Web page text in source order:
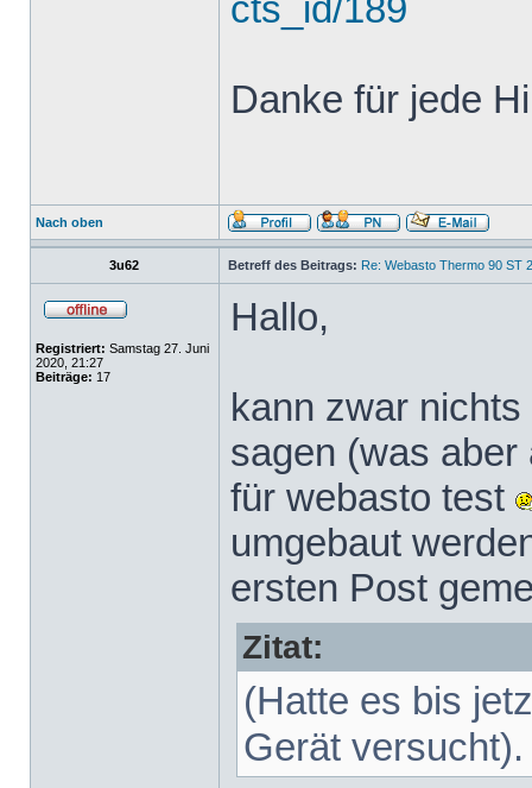
cts_id/189
Danke für jede
Nach oben
3u62 Betreff des Beitrags: Re: Webasto Thermo 90 ST
Registriert: Samstag 27. Juni
2020, 21:27
Beiträge: 17
Hallo,
kann zwar
sagen (was aber
für webasto test
umgebaut
ersten Post
Zitat:
(Hatte es bis
Gerät versucht).